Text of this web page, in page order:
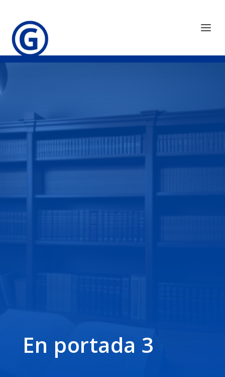
En portada 3